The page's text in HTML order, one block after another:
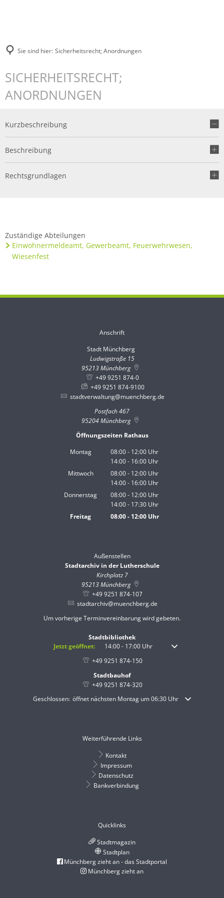
Sie sind hier: Sicherheitsrecht; Anordnungen
SICHERHEITSRECHT;
ANORDNUNGEN
Kurzbeschreibung
Beschreibung
Rechtsgrundlagen
Zuständige Abteilungen
Einwohnermeldeamt, Gewerbeamt, Feuerwehrwesen,
Wiesenfest
Anschrift
Stadt Münchberg
Ludwigstraße 15
95213Münchberg
+49 9251 874-0
+49 9251 874-9100
stadtverwaltung@muenchberg.de
Postfach 467
95204Münchberg
Öffnungszeiten Rathaus
Montag
08:00- 12:00 Uhr
Von 08:00 bis 12:00 Uhr
14:00- 16:00 Uhr
Von 14:00 bis 16:00 Uhr
Mittwoch 08:00- 12:00 Uhr
Von 08:00 bis 12:00 Uhr
14:00- 16:00 Uhr
Von 14:00 bis 16:00 Uhr
Donnerstag 08:00- 12:00 Uhr
Von 08:00 bis 12:00 Uhr
14:00- 17:30 Uhr
Von 14:00 bis 17:30 Uhr
Freitag 08:00- 12:00Uhr
Außenstellen
Stadtarchiv in der Lutherschule
Kirchplatz 7
95213Münchberg
+49 9251 874-107
stadtarchiv@muenchberg.de
Um vorherige Terminvereinbarung wird gebeten.
Stadtbibliothek
Klicken, um weitere Öffnungs- oder Schließzeiten auszublenden
Jetzt geöffnet: 14:00- 17:00Uhr
Von 14:00 bis 17:00
+49 9251 874-150
Stadtbauhof
+49 9251 874-320
Klicken, um weitere Öffnungs- oder Schließzeiten auszublenden
Geschlossen: öffnet nächsten Montag um 06:30 Uhr
Weiterführende Links
Kontakt
Impressum
Datenschutz
Bankverbindung
Quicklinks
Stadtmagazin
Stadtplan
Münchberg zieht an - das Stadtportal
Münchberg zieht an